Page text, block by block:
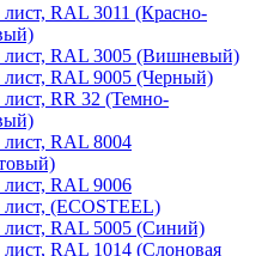
RAL 3011 (Красно-
RAL 3005 (Вишневый)
RAL 9005 (Черный)
RR 32 (Темно-
RAL 8004
RAL 9006
(ECOSTEEL)
RAL 5005 (Синий)
RAL 1014 (Слоновая